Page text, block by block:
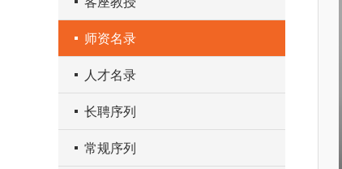
师资名录
人才名录
长聘序列
常规序列